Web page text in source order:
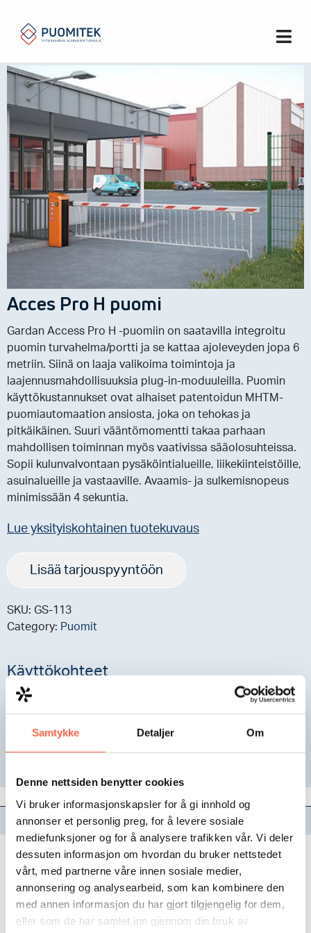
Samtykke Detaljer Om
Denne nettsiden benytter cookies
Vi bruker informasjonskapsler for å gi innhold og
annonser et personlig preg, for å levere sosiale
mediefunksjoner og for å analysere trafikken vår. Vi deler
dessuten informasjon om hvordan du bruker nettstedet
vårt, med partnerne våre innen sosiale medier,
annonsering og analysearbeid, som kan kombinere den
med annen informasjon du har gjort tilgjengelig for dem,
eller som de har samlet inn gjennom din bruk av
Acces Pro H puomi
Gardan Access Pro H -puomiin on saatavilla integroitu
puomin turvahelma/portti ja se kattaa ajoleveyden jopa 6
metriin. Siinä on laaja valikoima toimintoja ja
laajennusmahdollisuuksia plug-in-moduuleilla. Puomin
käyttökustannukset ovat alhaiset patentoidun MHTM-
puomiautomaation ansiosta, joka on tehokas ja
pitkäikäinen. Suuri vääntömomentti takaa parhaan
mahdollisen toiminnan myös vaativissa sääolosuhteissa.
Sopii kulunvalvontaan pysäköintialueille, liikekiinteistöille,
asuinalueille ja vastaaville. Avaamis- ja sulkemisnopeus
minimissään 4 sekuntia.
Lue yksityiskohtainen tuotekuvaus
Lisää tarjouspyyntöön
SKU: GS-113
Category: Puomit
Käyttökohteet
Erinomainen ratkaisu kaikkiin sisäänkäynteihin, jotka
edellyttävät tehokasta ihmisen luvattoman pääsyn
estämistä ajoneuvon valvotun sisäänpääsyn lisäksi.
Description
Käytettäväksi aukon leveyksinä 6 metriin asti.
Vakiopuomiin saatavilla olevan turvahelman/aidan lisäksi
voidaan toimittaa korkeampi 1,3 / 1,8 m aita puomin yli
kiipeämisen estämiseksi. Valittavissa vakiovärit RAL 2000
(oranssi), RAL 9006 (valkoinen alumiini) ja RAL 9007